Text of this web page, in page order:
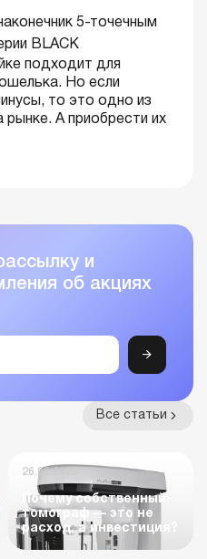
подходит для
Но если
то это одно из
А приобрести их
и
об акциях
Все статьи
26.06.2026
Почему собственный
томограф — это не
расход, а инвестиция?